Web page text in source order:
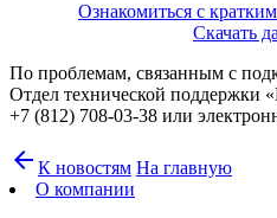
Ознакомиться с
Скачать
По проблемам, связанным с
Отдел технической
+7 (812) 708-03-38 или
arrow_back К новостям На главную
О компании